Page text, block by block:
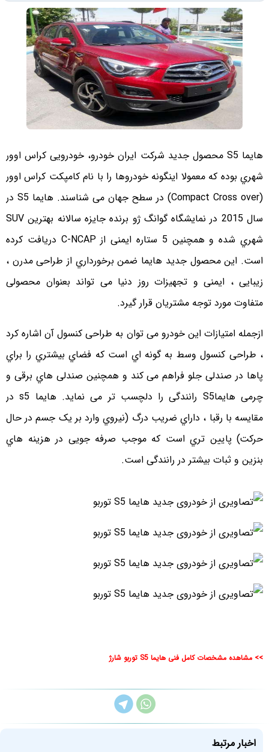
هایما S5 محصول جدید شرکت ایران خودرو، خودرویی کراس اوور
شهري بوده که معمولا اینگونه خودروها را با نام کامپکت کراس اوور
(Compact Cross over) در سطح جهان می شناسند. هایما S5 در
سال 2015 در نمایشگاه گوانگ ژو برنده جایزه سالانه بهترین SUV
شهري شده و همچنین 5 ستاره ایمنی از
C- NCAP دریافت کرده
است. این محصول جدید هایما ضمن برخورداري از طراحی مدرن ،
زیبایی ، ایمنی و تجهیزات روز دنیا می تواند بعنوان محصولی
متفاوت مورد توجه مشتریان قرار گیرد.
ازجمله امتیازات این خودرو می توان به طراحی کنسول آن اشاره کرد
، طراحی کنسول وسط به گونه اي است که فضاي بیشتري را براي
پاها در صندلی جلو فراهم می کند و همچنین صندلی هاي برقی و
چرمی هایماS5 رانندگی را دلچسب تر می نماید. هایما s5 در
مقایسه با رقبا ، داراي ضریب درگ (نیروي وارد بر یک جسم در حال
حرکت) پایین تري است که موجب صرفه جویی در هزینه هاي
بنزین و ثبات بیشتر در رانندگی است.
>> مشاهده مشخصات کامل فنی هایما S5 توربو شارژ
اخبار مرتبط